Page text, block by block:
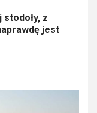
z
jest